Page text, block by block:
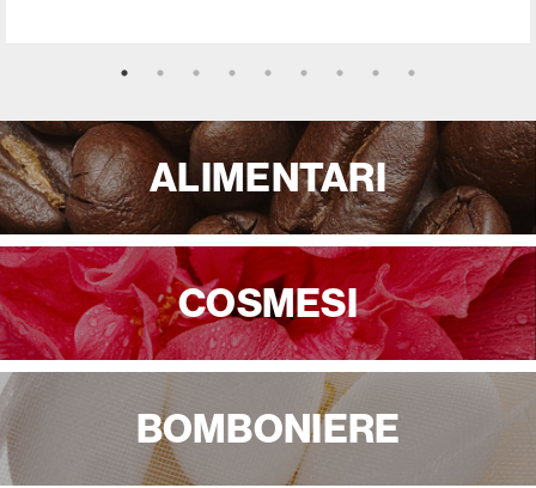
ALIMENTARI
COSMESI
BOMBONIERE